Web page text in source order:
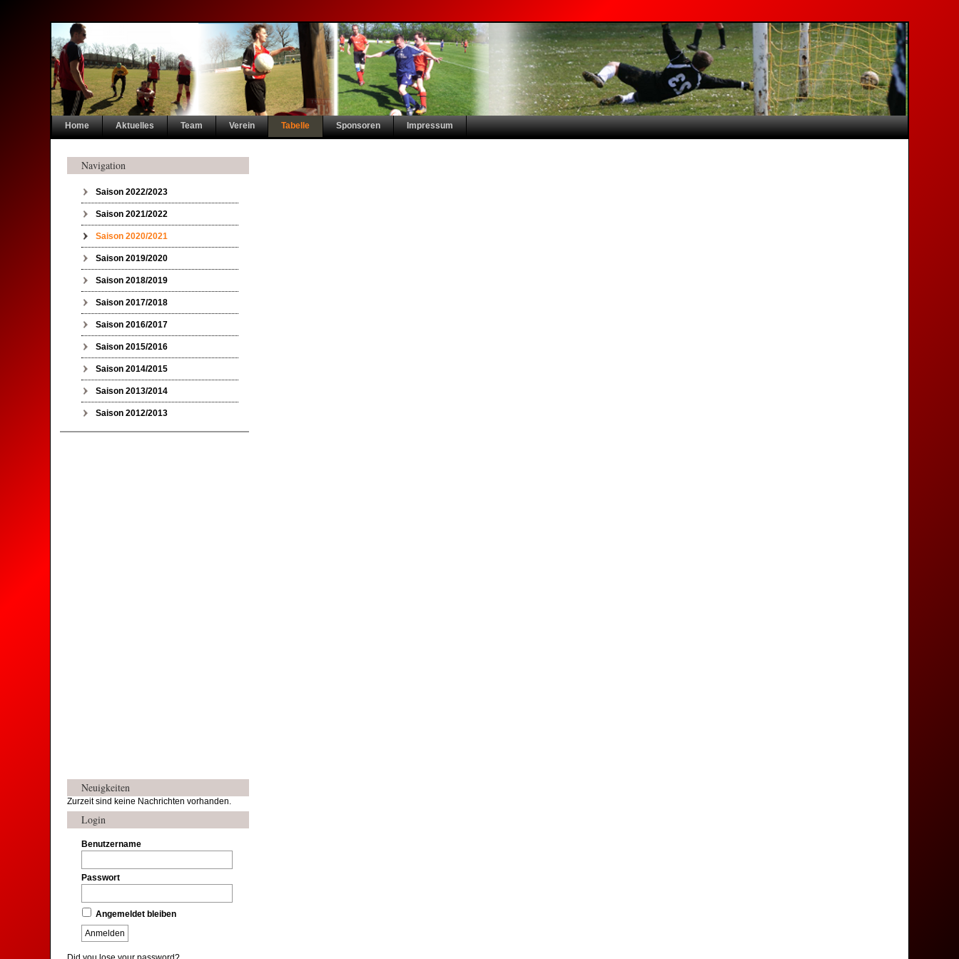
Navigation
Home Aktuelles Team Verein Tabelle Sponsoren Impressum
Navigation
Saison 2022/2023
Saison 2021/2022
Saison 2020/2021
Saison 2019/2020
Saison 2018/2019
Saison 2017/2018
Saison 2016/2017
Saison 2015/2016
Saison 2014/2015
Saison 2013/2014
Saison 2012/2013
Neuigkeiten
Zurzeit sind keine Nachrichten vorhanden.
Login
Benutzername
Passwort
Angemeldet bleiben